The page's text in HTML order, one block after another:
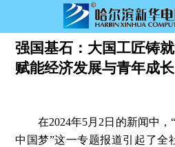
强国基石：大国工匠铸
赋能经济发展与青年成长
在2024年5月2日的新闻中，“
中国梦”这一专题报道引起了全